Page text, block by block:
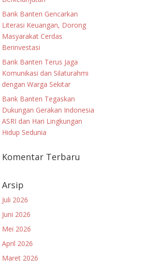
Bank Banten Gencarkan
Literasi Keuangan, Dorong
Masyarakat Cerdas
Berinvestasi
Bank Banten Terus Jaga
Komunikasi dan Silaturahmi
dengan Warga Sekitar
Bank Banten Tegaskan
Dukungan Gerakan Indonesia
ASRI dan Hari Lingkungan
Hidup Sedunia
Komentar Terbaru
Arsip
Juli 2026
Juni 2026
Mei 2026
April 2026
Maret 2026